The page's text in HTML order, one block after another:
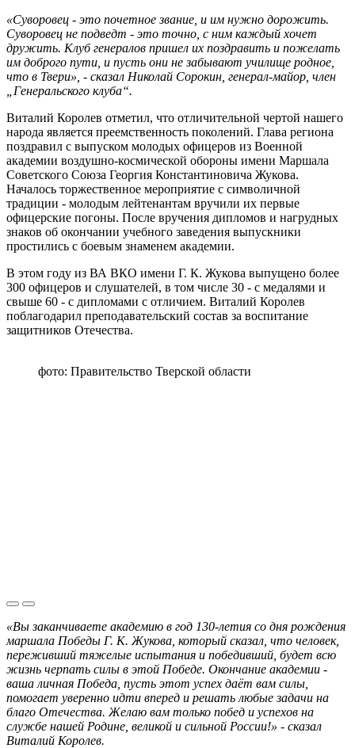
«Суворовец - это почетное звание, и им нужно дорожить.
Суворовец не подведт - это точно, с ним каждый хочет
дружить. Клуб генералов пришел их поздравить и пожелать
им доброго пути, и пусть они не забывают училище родное,
что в Твери», - сказал Николай Сорокин, генерал‑майор, член
„Генеральского клуба“.
Виталий Королев отметил, что отличительной чертой нашего
народа является преемственность поколений. Глава региона
поздравил с выпуском молодых офицеров из Военной
академии воздушно‑космической обороны имени Маршала
Советского Союза Георгия Константиновича Жукова.
Началось торжественное мероприятие с символичной
традиции - молодым лейтенантам вручили их первые
офицерские погоны. После вручения дипломов и нагрудных
знаков об окончании учебного заведения выпускники
простились с боевым знаменем академии.
В этом году из ВА ВКО имени Г. К. Жукова выпущено более
300 офицеров и слушателей, в том числе 30 - с медалями и
свыше 60 - с дипломами с отличием. Виталий Королев
поблагодарил преподавательский состав за воспитание
защитников Отечества.
фото: Правительство Тверской области
«Вы заканчиваете академию в год 130‑летия со дня рождения
маршала Победы Г. К. Жукова, который сказал, что человек,
переживший тяжелые испытания и победивший, будет всю
жизнь черпать силы в этой Победе. Окончание академии -
ваша личная Победа, пусть этот успех даёт вам силы,
помогает уверенно идти вперед и решать любые задачи на
благо Отечества. Желаю вам только побед и успехов на
службе нашей Родине, великой и сильной России!» - сказал
Виталий Королев.